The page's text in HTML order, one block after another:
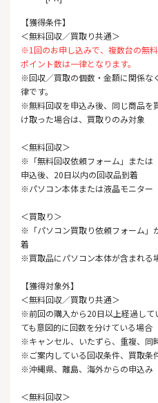
【獲得条件】
＜無料回収／買取り共通＞
※1回のお申し込みで、複数台の無
ポイント数は一律となります。
※回収／買取の個数・金額に関係な
律です。
※無料回収を申込み後、同じ商品を
け取った場合は、買取りのみ対象
＜無料回収＞
※「無料回収依頼フォーム」または
申込後、20日以内の回収品到着
※パソコン本体または液晶モニター
＜買取り＞
※「パソコン買取り依頼フォーム」
着
※買取品にパソコン本体が含まれる
【獲得対象外】
＜無料回収／買取り共通＞
※前回の購入から20日以上経過して
ても意図的に回数を分けている場合
※キャンセル、いたずら、重複、同
※ご案内している回収条件、買取条
※沖縄県、離島、海外からの申込み
＜無料回収＞